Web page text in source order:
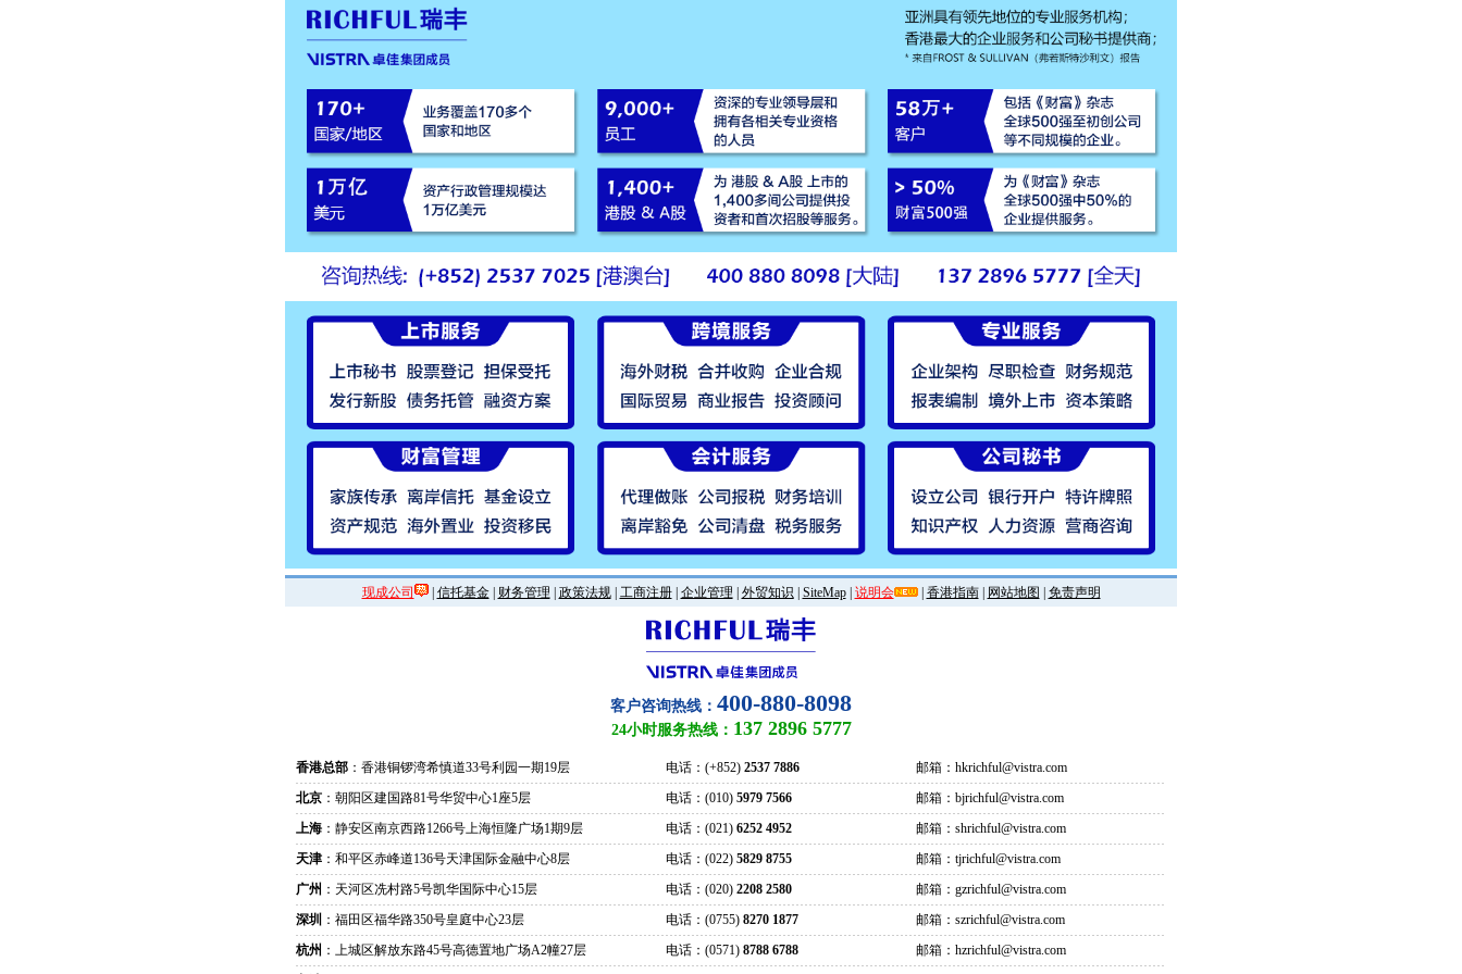
现成公司 | 信托基金| 财务管理 政策法规| 工商注册| 企业管理 外贸知识 SiteMap| 说明会 | 香港指南| 网站地图 免责声明
客户咨询热线： 400-880-8098
24小时服务热线： 137 2896 5777
香港总部 ：香港铜锣湾希慎道33号利园一期19层 电话：(+852) 2537 7886
邮箱：hkrichful@vistra.com
北京 ：朝阳区建国路81号华贸中心1座5层 电话：(010) 5979 7566
邮箱：bjrichful@vistra.com
上海 ：静安区南京西路1266号上海恒隆广场1期9层 电话：(021) 6252 4952
邮箱：shrichful@vistra.com
天津 ：和平区赤峰道136号天津国际金融中心8层 电话：(022) 5829 8755
邮箱：tjrichful@vistra.com
广州 ：天河区冼村路5号凯华国际中心15层 电话：(020) 2208 2580
邮箱：gzrichful@vistra.com
深圳 ：福田区福华路350号皇庭中心23层 电话：(0755) 8270 1877
邮箱：szrichful@vistra.com
杭州 ：上城区解放东路45号高德置地广场A2幢27层 电话：(0571) 8788 6788
邮箱：hzrichful@vistra.com